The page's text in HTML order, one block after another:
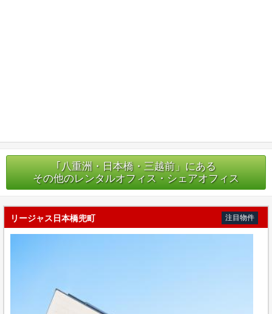
｢八重洲・日本橋・三越前」にある
その他のレンタルオフィス・シェアオフィス
リージャス日本橋兜町 注目物件